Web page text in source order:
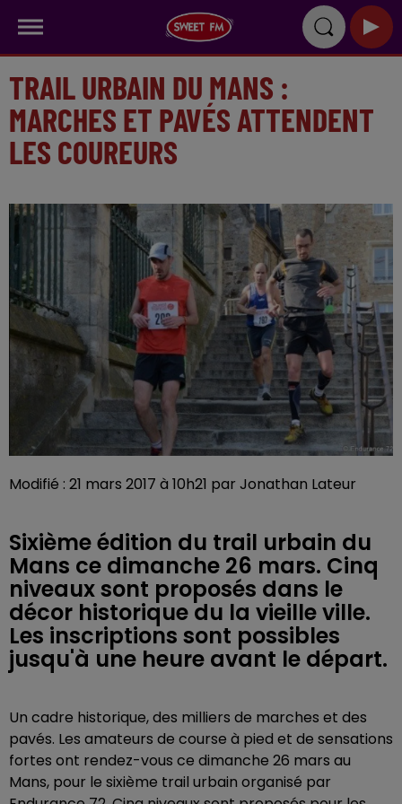
TRAIL URBAIN DU MANS :
MARCHES ET PAVÉS ATTENDENT
LES COUREURS
Modifié : 21 mars 2017 à 10h21 par Jonathan Lateur
Sixième édition du trail urbain du
Mans ce dimanche 26 mars. Cinq
niveaux sont proposés dans le
décor historique du la vieille ville.
Les inscriptions sont possibles
jusqu'à une heure avant le départ.
Un cadre historique, des milliers de marches et des
pavés. Les amateurs de course à pied et de sensations
fortes ont rendez-vous ce dimanche 26 mars au
Mans, pour le sixième trail urbain organisé par